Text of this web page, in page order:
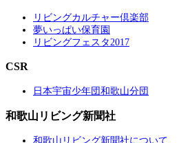
リビングカルチャー倶楽部
夢いっぱい保育園
リビングフェスタ2017
CSR
日本宇宙少年団和歌山分団
和歌山リビング新聞社
和歌山リビング新聞社について